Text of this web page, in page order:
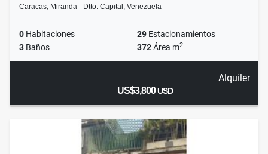
Caracas, Miranda - Dtto. Capital, Venezuela
0 Habitaciones 29 Estacionamientos
3 Baños 372Área m2
Alquiler
US$3,800USD